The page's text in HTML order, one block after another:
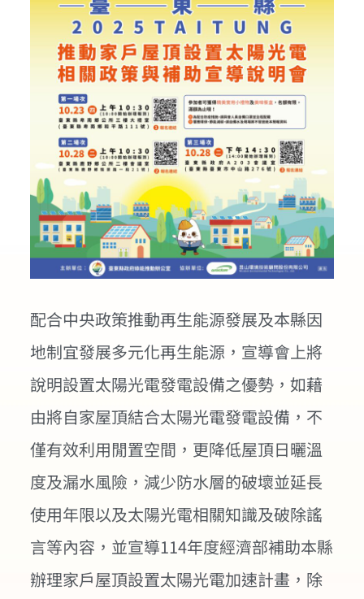
配合中央政策推動再生能源發展及本縣因
地制宜發展多元化再生能源，宣導會上將
說明設置太陽光電發電設備之優勢，如藉
由將自家屋頂結合太陽光電發電設備，不
僅有效利用閒置空間，更降低屋頂日曬溫
度及漏水風險，減少防水層的破壞並延長
使用年限以及太陽光電相關知識及破除謠
言等內容，並宣導114年度經濟部補助本縣
辦理家戶屋頂設置太陽光電加速計畫，除